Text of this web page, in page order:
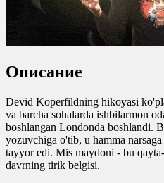
Описание
Devid Koperfildning hikoyasi
va barcha sohalarda ishbilarmon
boshlangan Londonda boshlandi.
yozuvchiga o'tib, u hamma
tayyor edi. Mis maydoni - bu
davrning tirik belgisi.